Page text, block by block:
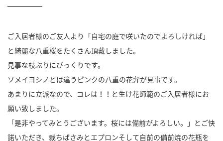
ご入居者様のご友人より「自宅の庭で咲いたのでよろしければ」
と綺麗な八重桜をたくさん頂戴しました。
見事な枝ぶりにびっくりです。
ソメイヨシノとは違うピンクの八重の花弁が見事です。
あまりに立派なので、コレは！！と生け花師範のご入居者様にお
願い致しました。
「是非やってみとうございます。桜には備前がよろしい。」とご快
諾いただき、裁ちばさみとエプロンそして自前の備前焼の花瓶を